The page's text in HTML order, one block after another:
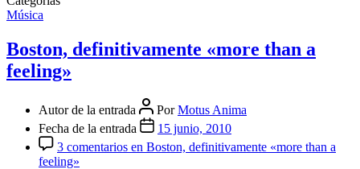
Música
Boston, definitivamente «more than a
feeling»
Autor de la entrada PorMotus Anima
Fecha de la entrada
15 junio, 2010
3 comentarios en Boston, definitivamente «more than a
feeling»